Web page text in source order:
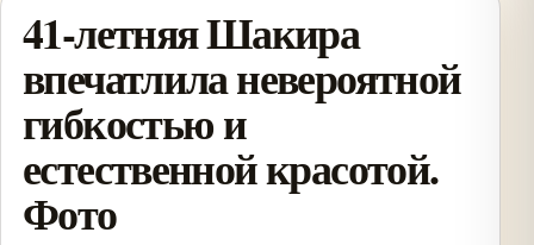
41-летняя Шакира
впечатлила невероятной
гибкостью и
естественной красотой.
Фото